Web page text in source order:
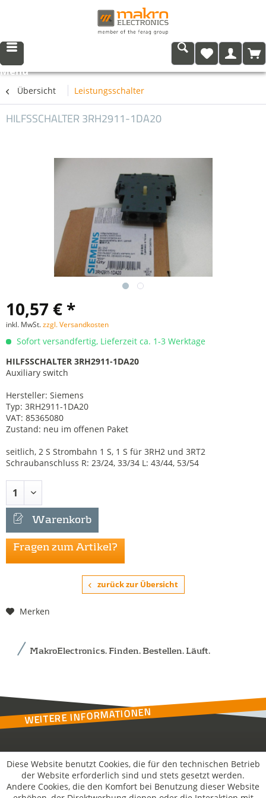
Menü
Übersicht Leistungsschalter
HILFSSCHALTER 3RH2911-1DA20
10,57 € *
inkl. MwSt.zzgl. Versandkosten
Sofort versandfertig, Lieferzeit ca. 1-3 Werktage
HILFSSCHALTER 3RH2911-1DA20
Auxiliary switch
Hersteller: Siemens
Typ: 3RH2911-1DA20
VAT: 85365080
Zustand: neu im offenen Paket
seitlich, 2 S Strombahn 1 S, 1 S für 3RH2 und 3RT2
Schraubanschluss R: 23/24, 33/34 L: 43/44, 53/54
Warenkorb
Fragen zum Artikel?
zurück zur Übersicht
Merken
MakroElectronics. Finden. Bestellen. Läuft.
WEITERE INFORMATIONEN
Kontakt
MakroSolutions
Diese Website benutzt Cookies, die für den technischen Betrieb
der Website erforderlich sind und stets gesetzt werden.
Andere Cookies, die den Komfort bei Benutzung dieser Website